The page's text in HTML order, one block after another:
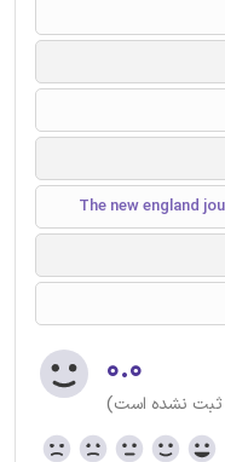
۰.۰
ثبت نشده است)